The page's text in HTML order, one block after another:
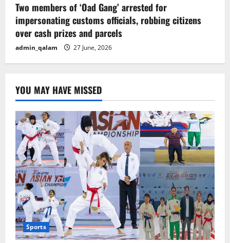
Two members of ‘Oad Gang’ arrested for
impersonating customs officials, robbing citizens
over cash prizes and parcels
admin_qalam 27 June, 2026
YOU MAY HAVE MISSED
Sports